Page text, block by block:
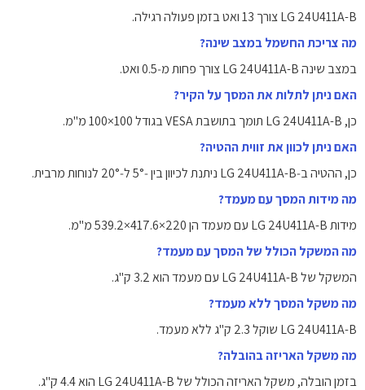
LG 24U411A-B צורך ‎13‎ ואט בזמן פעולה רגילה.
מה צריכת החשמל במצב שינה?
במצב שינה LG 24U411A-B צורך פחות מ‑‎0.5‎ ואט.
האם ניתן לתלות את המסך על הקיר?
כן, LG 24U411A-B תומך בתושבת ‎VESA‎ בגודל ‎100×100‎ מ"מ.
האם ניתן לכוון את זווית ההטיה?
כן, ההטיה ב‑LG 24U411A-B ניתנת לכיוון בין ‎5°‑‎ ל‑‎20°‎ לנוחות מרבית.
מה מידות המסך עם מעמד?
מידות LG 24U411A-B עם מעמד הן ‎539.2×417.6×220‎ מ"מ.
מה המשקל הכולל של המסך עם מעמד?
המשקל של LG 24U411A-B עם מעמד הוא ‎3.2‎ ק"ג.
מה משקל המסך ללא מעמד?
LG 24U411A-B שוקל ‎2.3‎ ק"ג ללא מעמד.
מה משקל האריזה בהובלה?
בזמן הובלה, משקל האריזה הכולל של LG 24U411A-B הוא ‎4.4‎ ק"ג.